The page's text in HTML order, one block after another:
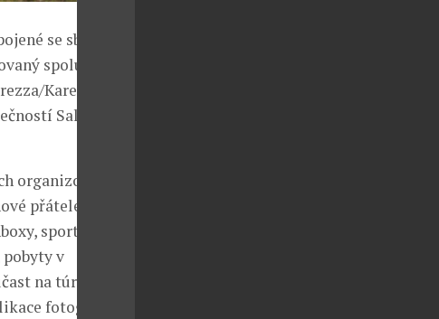
se sběrem
spolu s
Karersee s
Salewa a
organizovány
přátele. V
sportovní
v
na túrách a
fotografii